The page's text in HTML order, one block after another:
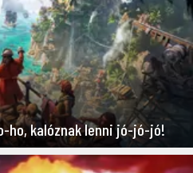
ho, kalóznak lenni jó-jó-jó!